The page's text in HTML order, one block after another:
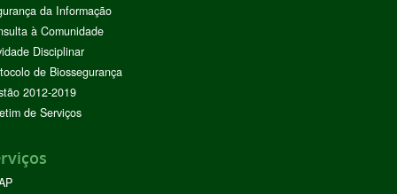
da Informação
à Comunidade
Disciplinar
de Biossegurança
2012-2019
de Serviços